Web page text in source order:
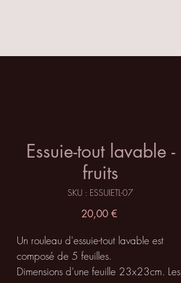
Essuie-tout lavable -
fruits
SKU : ESSUIETL-07
20,00 €Prix
Un rouleau d'essuie-tout lavable est
composé de 5 feuilles.
Dimensions d'une feuille 23x23cm. Les